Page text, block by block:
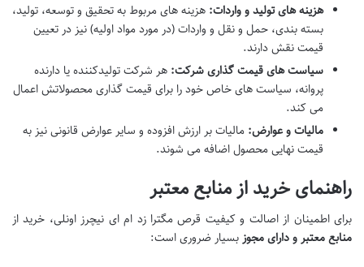
هزینه های تولید و واردات: هزینه های مربوط به تحقیق و توسعه، تولید،
بسته بندی، حمل و نقل و واردات (در مورد مواد اولیه) نیز در تعیین
قیمت نقش دارند.
سیاست های قیمت گذاری شرکت: هر شرکت تولیدکننده یا دارنده
پروانه، سیاست های خاص خود را برای قیمت گذاری محصولاتش اعمال
می کند.
مالیات و عوارض: مالیات بر ارزش افزوده و سایر عوارض قانونی نیز به
قیمت نهایی محصول اضافه می شوند.
راهنمای خرید از منابع معتبر
برای اطمینان از اصالت و کیفیت قرص مگترا زد ام ای نیچرز اونلی، خرید از
منابع معتبر و دارای مجوز بسیار ضروری است: